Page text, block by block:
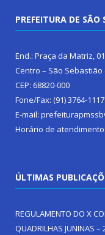
PREFEITURA DE
End.: Praça da Matriz, 01
Centro – São Sebastião
CEP: 68820-000
Fone/Fax: (91) 3764-1117
E-mail:
Horário de
ÚLTIMAS
REGULAMENTO DO X
QUADRILHAS JUNINAS –